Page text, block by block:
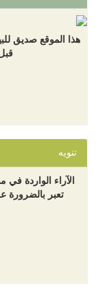
هذا الموقع صديق
تنويه
الآراء الواردة في
تعبر